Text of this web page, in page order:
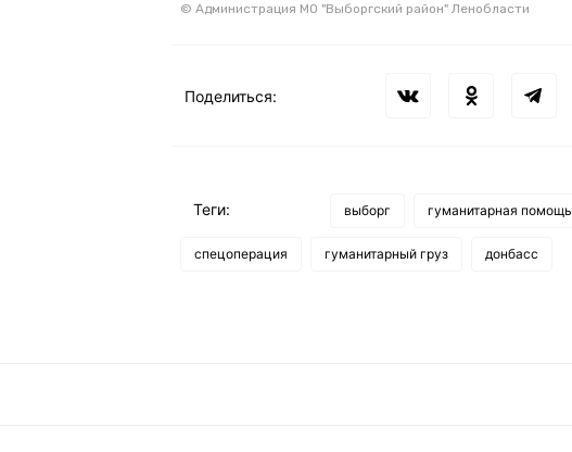
© Администрация МО "Выборгский район" Ленобласти
Поделиться:
Теги: выборг гуманитарная помощь
спецоперация гуманитарный груз донбасс